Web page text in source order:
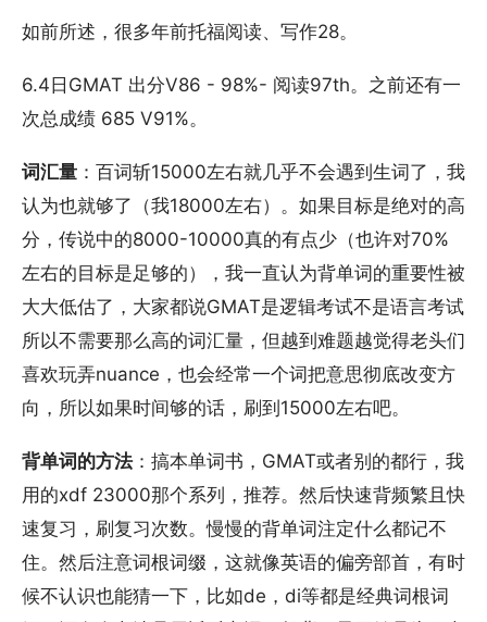
如前所述，很多年前托福阅读、写作28。
6.4日GMAT 出分V86 - 98%- 阅读97th。之前还有一
次总成绩 685 V91%。
词汇量 ：百词斩15000左右就几乎不会遇到生词了，我
认为也就够了（我18000左右）。如果目标是绝对的高
分，传说中的8000-10000真的有点少（也许对70%
左右的目标是足够的），我一直认为背单词的重要性被
大大低估了，大家都说GMAT是逻辑考试不是语言考试
所以不需要那么高的词汇量，但越到难题越觉得老头们
喜欢玩弄nuance，也会经常一个词把意思彻底改变方
向，所以如果时间够的话，刷到15000左右吧。
背单词的方法 ：搞本单词书，GMAT或者别的都行，我
用的xdf 23000那个系列，推荐。然后快速背频繁且快
速复习，刷复习次数。慢慢的背单词注定什么都记不
住。然后注意词根词缀，这就像英语的偏旁部首，有时
候不认识也能猜一下，比如de，di等都是经典词根词